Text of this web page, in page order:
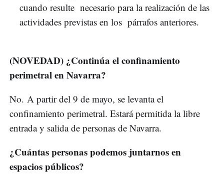
cuando resulte necesario para la realización de las
actividades previstas en los párrafos anteriores.
(NOVEDAD) ¿Continúa el confinamiento
perimetral en Navarra?
No. A partir del 9 de mayo, se levanta el
confinamiento perimetral. Estará permitida la libre
entrada y salida de personas de Navarra.
¿Cuántas personas podemos juntarnos en
espacios públicos?